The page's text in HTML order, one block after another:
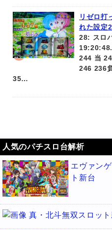
リゼロ打
れた設定
28: スロ
244 当
246 236
35…
人気のパチスロ台解析
エヴァン
ト新台
真・北斗無双スロット